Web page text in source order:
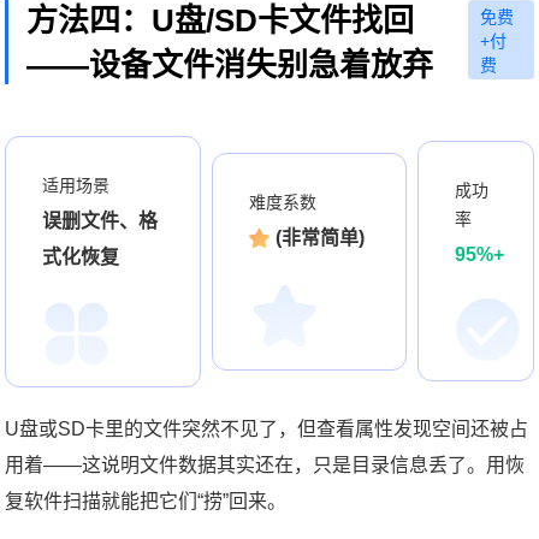
方法四：U盘/SD卡文件找回
——设备文件消失别急着放弃
免费
+付
费
适用场景
误删文件、格
式化恢复
难度系数
(非常简单)
成功
率
95%+
U盘或SD卡里的文件突然不见了，但查看属性发现空间还被占
用着——这说明文件数据其实还在，只是目录信息丢了。用恢
复软件扫描就能把它们“捞”回来。